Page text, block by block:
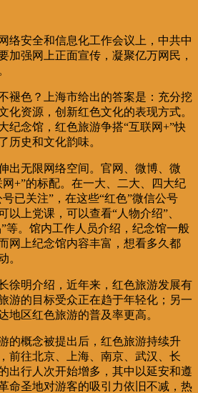
络安全和信息化工作会议上，中共中
加强网上正面宣传，凝聚亿万网民，
褪色？上海市给出的答案是：充分挖
化资源，创新红色文化的表现方式。
纪念馆，红色旅游争搭“互联网+”快
历史和文化韵味。
出无限网络空间。官网、微博、微
+”的标配。在一大、二大、四大纪
已关注”，在这些“红色”微信公号
以上党课，可以查看“人物介绍”、
等。馆内工作人员介绍，纪念馆一般
网上纪念馆内容丰富，想看多久都
。
徐明介绍，近年来，红色旅游发展有
游的目标受众正在趋于年轻化；另一
地区红色旅游的普及率更高。
的概念被提出后，红色旅游持续升
前往北京、上海、南京、武汉、长
出行人次开始增多，其中以延安和遵
命圣地对游客的吸引力依旧不减，热